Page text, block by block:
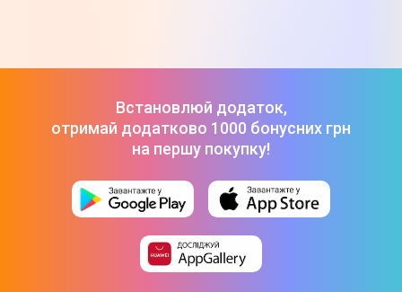
Встановлюй додаток,
отримай додатково 1000 бонусних грн
на першу покупку!